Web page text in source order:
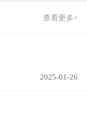
查看更多>
2025-01-26